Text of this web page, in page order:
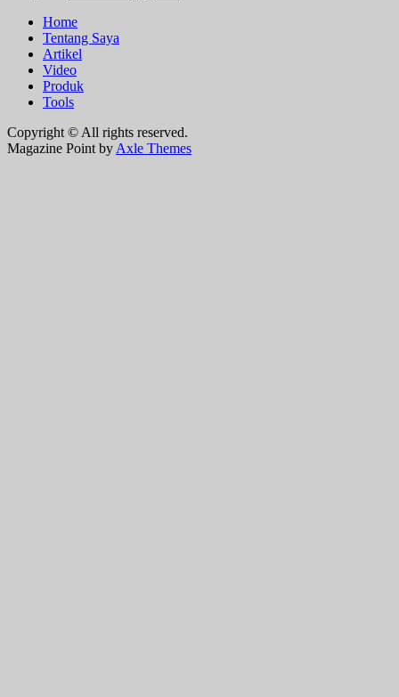
Home
Tentang Saya
Artikel
Video
Produk
Tools
Copyright © All rights reserved.
Magazine Point by Axle Themes